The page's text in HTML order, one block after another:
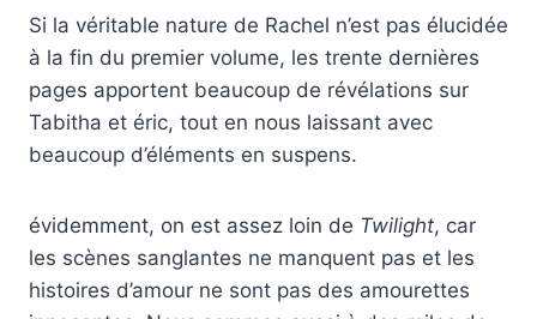
Si la véritable nature de Rachel n’est pas élucidée
à la fin du premier volume, les trente dernières
pages apportent beaucoup de révélations sur
Tabitha et éric, tout en nous laissant avec
beaucoup d’éléments en suspens.
évidemment, on est assez loin de Twilight, car
les scènes sanglantes ne manquent pas et les
histoires d’amour ne sont pas des amourettes